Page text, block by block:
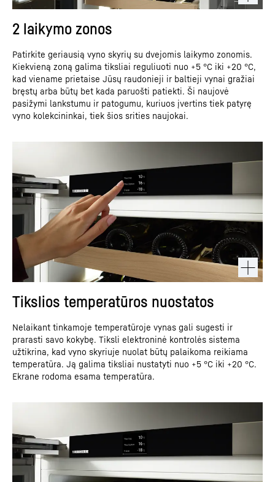
2 laikymo zonos
Patirkite geriausią vyno skyrių su dvejomis laikymo zonomis.
Kiekvieną zoną galima tiksliai reguliuoti nuo +5 °C iki +20 °C,
kad viename prietaise Jūsų raudonieji ir baltieji vynai gražiai
bręstų arba būtų bet kada paruošti patiekti. Ši naujovė
pasižymi lankstumu ir patogumu, kuriuos įvertins tiek patyrę
vyno kolekcininkai, tiek šios srities naujokai.
Tikslios temperatūros nuostatos
Nelaikant tinkamoje temperatūroje vynas gali sugesti ir
prarasti savo kokybę. Tiksli elektroninė kontrolės sistema
užtikrina, kad vyno skyriuje nuolat būtų palaikoma reikiama
temperatūra. Ją galima tiksliai nustatyti nuo +5 °C iki +20 °C.
Ekrane rodoma esama temperatūra.